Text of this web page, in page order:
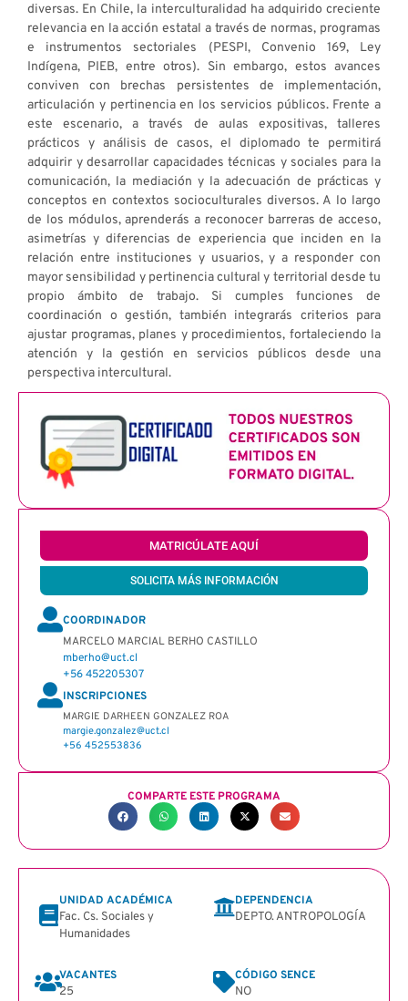
diversas. En Chile, la interculturalidad ha adquirido creciente
relevancia en la acción estatal a través de normas, programas
e instrumentos sectoriales (PESPI, Convenio 169, Ley
Indígena, PIEB, entre otros). Sin embargo, estos avances
conviven con brechas persistentes de implementación,
articulación y pertinencia en los servicios públicos. Frente a
este escenario, a través de aulas expositivas, talleres
prácticos y análisis de casos, el diplomado te permitirá
adquirir y desarrollar capacidades técnicas y sociales para la
comunicación, la mediación y la adecuación de prácticas y
conceptos en contextos socioculturales diversos. A lo largo
de los módulos, aprenderás a reconocer barreras de acceso,
asimetrías y diferencias de experiencia que inciden en la
relación entre instituciones y usuarios, y a responder con
mayor sensibilidad y pertinencia cultural y territorial desde tu
propio ámbito de trabajo. Si cumples funciones de
coordinación o gestión, también integrarás criterios para
ajustar programas, planes y procedimientos, fortaleciendo la
atención y la gestión en servicios públicos desde una
perspectiva intercultural.
MATRICÚLATE AQUÍ
SOLICITA MÁS INFORMACIÓN
COORDINADOR
MARCELO MARCIAL BERHO CASTILLO
mberho@uct.cl
+56 452205307
INSCRIPCIONES
MARGIE DARHEEN GONZALEZ ROA
margie.gonzalez@uct.cl
+56 452553836
COMPARTE ESTE PROGRAMA
UNIDAD ACADÉMICA
Fac. Cs. Sociales y
Humanidades
DEPENDENCIA
DEPTO. ANTROPOLOGÍA
VACANTES
25
CÓDIGO SENCE
NO